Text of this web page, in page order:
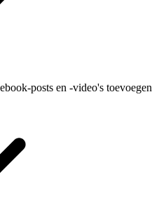
posts en -video's toevoegen